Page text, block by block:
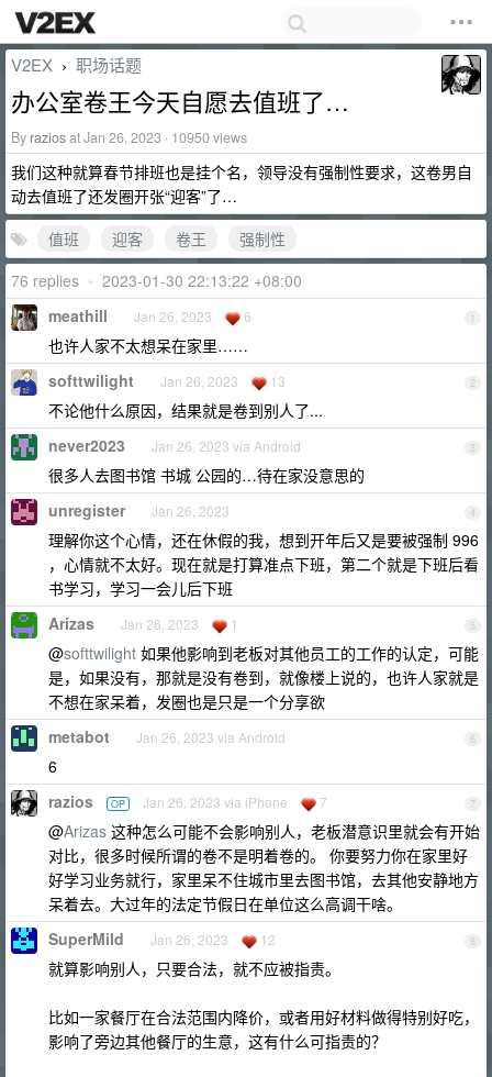
V2EX › 职场话题
办公室卷王今天自愿去值班了…
By raziosat Jan 26, 2023 · 10950 views
我们这种就算春节排班也是挂个名，领导没有强制性要求，这卷男自
动去值班了还发圈开张“迎客”了…
值班
迎客 卷王
强制性
76 replies • 2023-01-30 22:13:22 +08:00
1
meathill Jan 26, 2023 6
也许人家不太想呆在家里……
2
softtwilight Jan 26, 2023 13
不论他什么原因，结果就是卷到别人了...
3
never2023 Jan 26, 2023 via Android
很多人去图书馆 书城 公园的…待在家没意思的
4
unregister Jan 26, 2023
理解你这个心情，还在休假的我，想到开年后又是要被强制 996
，心情就不太好。现在就是打算准点下班，第二个就是下班后看
书学习，学习一会儿后下班
5
Arizas Jan 26, 2023 1
@softtwilight 如果他影响到老板对其他员工的工作的认定，可能
是，如果没有，那就是没有卷到，就像楼上说的，也许人家就是
不想在家呆着，发圈也是只是一个分享欲
6
metabot Jan 26, 2023 via Android
6
7
razios OP Jan 26, 2023 via iPhone 7
@Arizas 这种怎么可能不会影响别人，老板潜意识里就会有开始
对比，很多时候所谓的卷不是明着卷的。 你要努力你在家里好
好学习业务就行，家里呆不住城市里去图书馆，去其他安静地方
呆着去。大过年的法定节假日在单位这么高调干啥。
8
SuperMild Jan 26, 2023 12
就算影响别人，只要合法，就不应被指责。
比如一家餐厅在合法范围内降价，或者用好材料做得特别好吃，
影响了旁边其他餐厅的生意，这有什么可指责的？